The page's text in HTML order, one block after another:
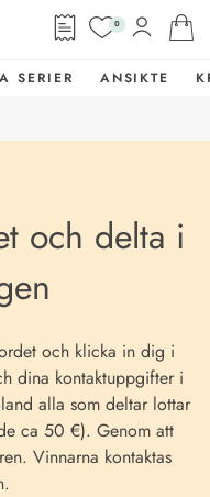
0
SERIER ANSIKTE
och delta i
och klicka in dig i
dina kontaktuppgifter i
alla som deltar lottar
ca 50 €). Genom att
Vinnarna kontaktas